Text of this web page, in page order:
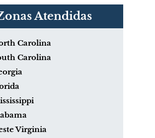
Atendidas
Carolina
Carolina
Virginia